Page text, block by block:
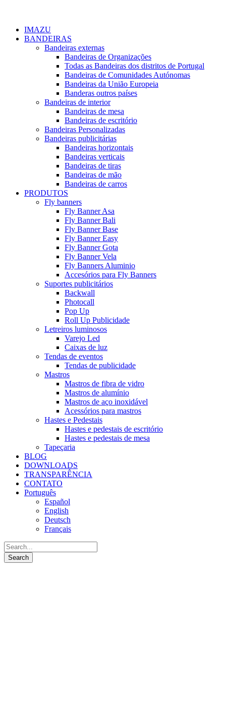
IMAZU
BANDEIRAS
Bandeiras externas
Bandeiras de Organizações
Todas as Bandeiras dos distritos de Portugal
Bandeiras de Comunidades Autónomas
Bandeiras da União Europeia
Banderas outros países
Bandeiras de interior
Bandeiras de mesa
Bandeiras de escritório
Bandeiras Personalizadas
Bandeiras publicitárias
Bandeiras horizontais
Bandeiras verticais
Bandeiras de tiras
Bandeiras de mão
Bandeiras de carros
PRODUTOS
Fly banners
Fly Banner Asa
Fly Banner Bali
Fly Banner Base
Fly Banner Easy
Fly Banner Gota
Fly Banner Vela
Fly Banners Aluminio
Accesórios para Fly Banners
Suportes publicitários
Backwall
Photocall
Pop Up
Roll Up Publicidade
Letreiros luminosos
Varejo Led
Caixas de luz
Tendas de eventos
Tendas de publicidade
Mastros
Mastros de fibra de vidro
Mastros de alumínio
Mastros de aço inoxidável
Acessórios para mastros
Hastes e Pedestais
Hastes e pedestais de escritório
Hastes e pedestais de mesa
Tapeçaria
BLOG
DOWNLOADS
TRANSPARÊNCIA
CONTATO
Português
Español
English
Deutsch
Français